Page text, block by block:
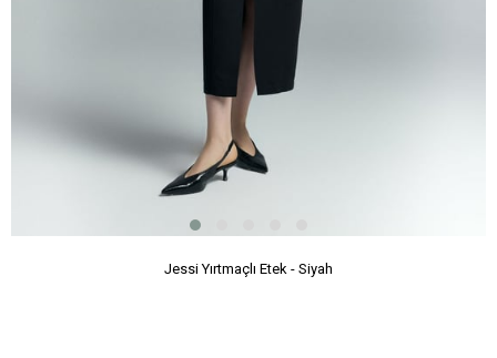
Jessi Yırtmaçlı Etek - Siyah